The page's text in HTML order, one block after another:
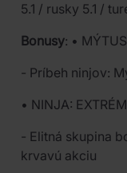
5.1 / rusky 5.1 /
Bonusy: •
- Príbeh ninjov:
• NINJA:
- Elitná skupina
krvavú akciu